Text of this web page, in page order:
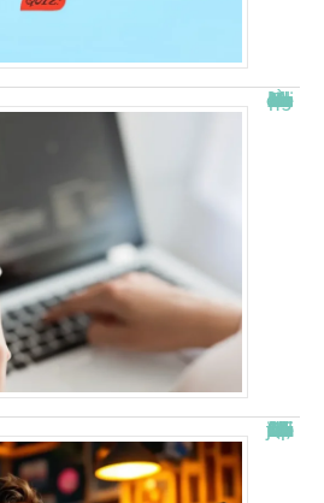
À quelle heure les virements bancaires passent Crédit Agricole ?
“Alexis Morel, journaliste : Qui est le fils de Apolline de Malherbe ?”